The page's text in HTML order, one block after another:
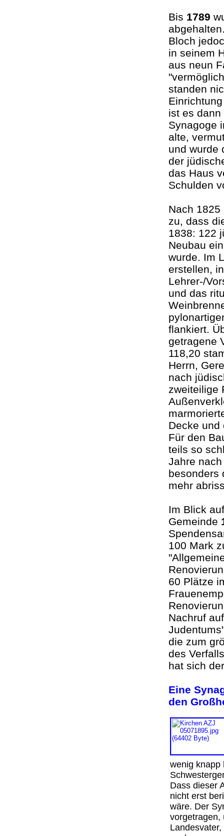
Bis 1789
Bloch
in seinem
aus neun
standen
ist es
Synagoge
alte,
und wurde
der
das Haus
Schulden
Nach
zu, dass
1838: 122
Neubau
wurde. Im
erstellen,
Lehrer-/
und das
flankiert.
getragene
118,20
Herrn,
nach
zweiteilige
Decke und
Für den
teils so
Jahre
besonders
mehr
Im Blick
Gemeinde
100 Mark
60 Plätze
Nachruf
die zum
des
hat sich
Eine
den
wenig knapp
Dass dieser
nicht erst
wäre. Der
vorgetragen,